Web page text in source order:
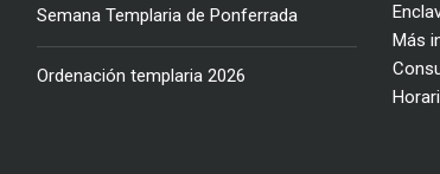
Semana Templaria de Ponferrada
Ordenación templaria 2026
Más